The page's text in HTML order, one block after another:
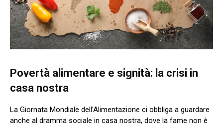
Povertà alimentare e signità: la crisi in
casa nostra
La Giornata Mondiale dell’Alimentazione ci obbliga a guardare
anche al dramma sociale in casa nostra, dove la fame non è